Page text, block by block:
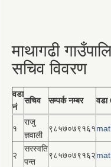
माथागढी
सचिव विवरण
वडा
नं
सचिव सम्पर्क नम्बर
१
राजु
ज्ञवाली
९८५७०७९१६१
२
सरस्वति
पन्त
९८५७०७९१६२